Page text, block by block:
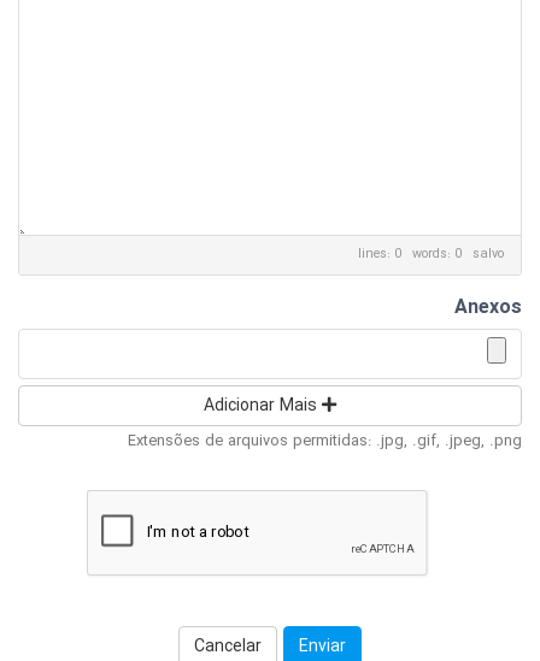
lines: 0 words: 0 salvo
Anexos
Extensões de arquivos permitidas: .jpg, .gif, .jpeg, .png
Cancelar